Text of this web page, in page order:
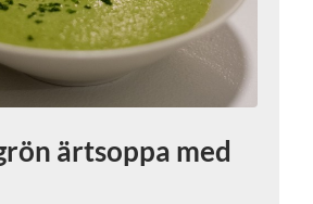
ärtsoppa med